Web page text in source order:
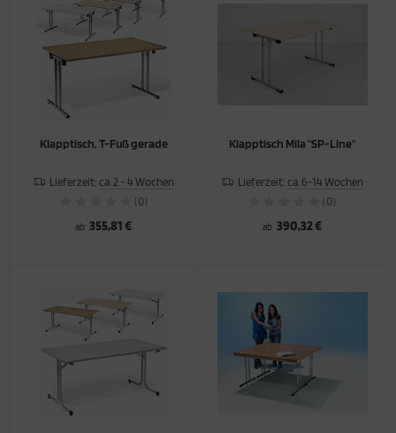
Klapptisch, T-Fuß gerade
Lieferzeit: ca. 2 - 4 Wochen
(0)
ab 355,81 €
Klapptisch Mila "SP-Line"
Lieferzeit: ca. 6-14 Wochen
(0)
ab 390,32 €